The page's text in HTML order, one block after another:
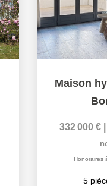
Maison
332 000 €
Honoraires
5